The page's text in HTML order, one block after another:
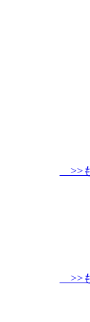
>>
>>